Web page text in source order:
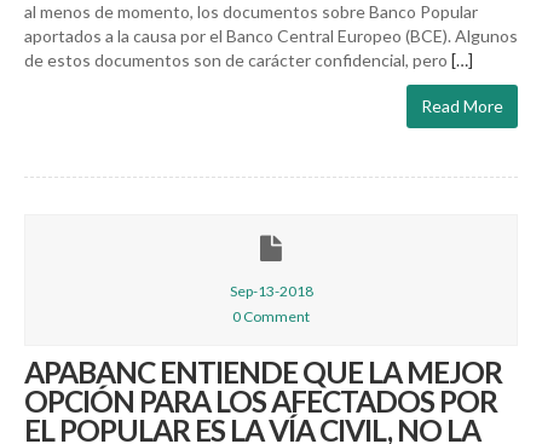
al menos de momento, los documentos sobre Banco Popular
aportados a la causa por el Banco Central Europeo (BCE). Algunos
de estos documentos son de carácter confidencial, pero […]
Read More
Sep-13-2018
0 Comment
APABANC ENTIENDE QUE LA MEJOR
OPCIÓN PARA LOS AFECTADOS POR
EL POPULAR ES LA VÍA CIVIL, NO LA